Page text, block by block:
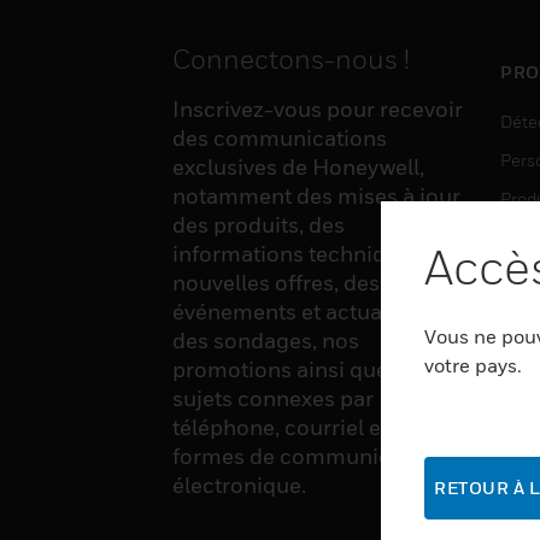
Connectons-nous !
Inscrivez-vous pour recevoir
des communications
exclusives de Honeywell,
notamment des mises à jour
des produits, des
informations techniques, de
nouvelles offres, des
événements et actualités,
des sondages, nos
promotions ainsi que divers
sujets connexes par
téléphone, courriel et autres
formes de communication
électronique.
Vous ne
votre pays.
RETOUR À